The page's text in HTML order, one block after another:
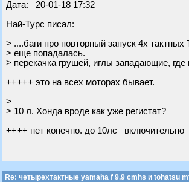
Дата: 20-01-18 17:32
Най-Турс писал:
> ....баги про повторный запуск 4х тактных
> еще попадалась.
> перекачка грушей, иглы западающие,
+++++ это на всех моторах бывает.
> __________________________________
> 10 л. Хонда вроде как уже регистат?
++++ нет конечно. до 10лс
Re: четырехтактные yamaha f 9.9 cmhs и tohatsu